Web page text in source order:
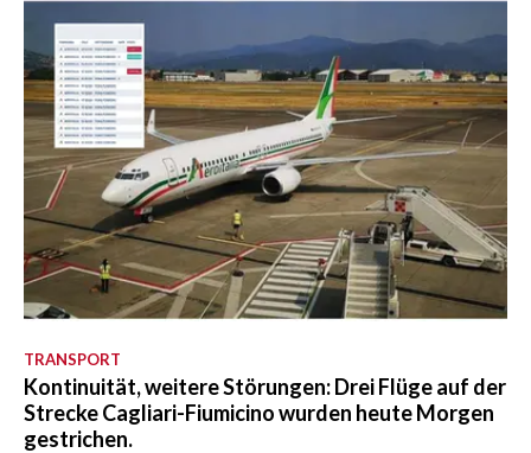
TRANSPORT
Kontinuität, weitere Störungen: Drei Flüge auf der
Strecke Cagliari-Fiumicino wurden heute Morgen
gestrichen.